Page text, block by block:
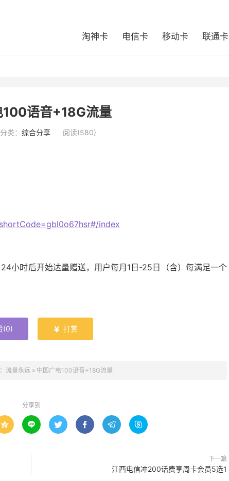
淘神卡 电信卡 移动卡 联通卡
100语音+18G流量
分类： 综合分享 阅读(580)
index
小时后开始达量赠送，用户每月1日-25日（含）每满足一个
(0)  打赏
流量永远 » 中国广电100语音+18G流量
分享到
     
下一篇
江西电信冲200话费享周卡会员5选1